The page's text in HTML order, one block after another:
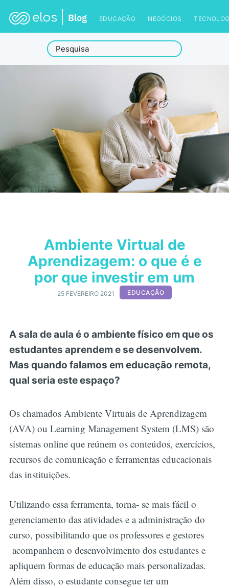
EDUCAÇÃO NEGÓCIOS
Ambiente Virtual de
Aprendizagem: o que é e
por que investir em um
25 FEVEREIRO 2021 EDUCAÇÃO
A sala de aula é o ambiente físico em que os
estudantes aprendem e se desenvolvem.
Mas quando falamos em educação remota,
qual seria este espaço?
Os chamados Ambiente Virtuais de Aprendizagem
(AVA) ou Learning Management System (LMS) são
sistemas online que reúnem os conteúdos, exercícios,
recursos de comunicação e ferramentas educacionais
das instituições.
Utilizando essa ferramenta, torna- se mais fácil o
gerenciamento das atividades e a administração do
curso, possibilitando que os professores e gestores
acompanhem o desenvolvimento dos estudantes e
apliquem formas de educação mais personalizadas.
Além disso, o estudante consegue ter um